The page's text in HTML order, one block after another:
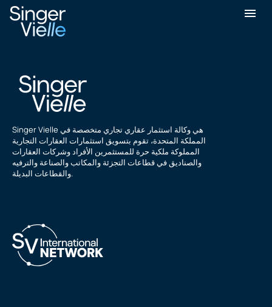
شبت سال
Singer Vielle هي وكالة استثمار عقاري تجاري متخصصة في
المملكة المتحدة، تقوم بتسويق استثمارات العقارات التجارية
المملوكة ملكية حرة للمستثمرين الأفراد وشركات العقارات
والصناديق في قطاعات التجزئة والمكاتب والصناعة والترفيه
والقطاعات البديلة.